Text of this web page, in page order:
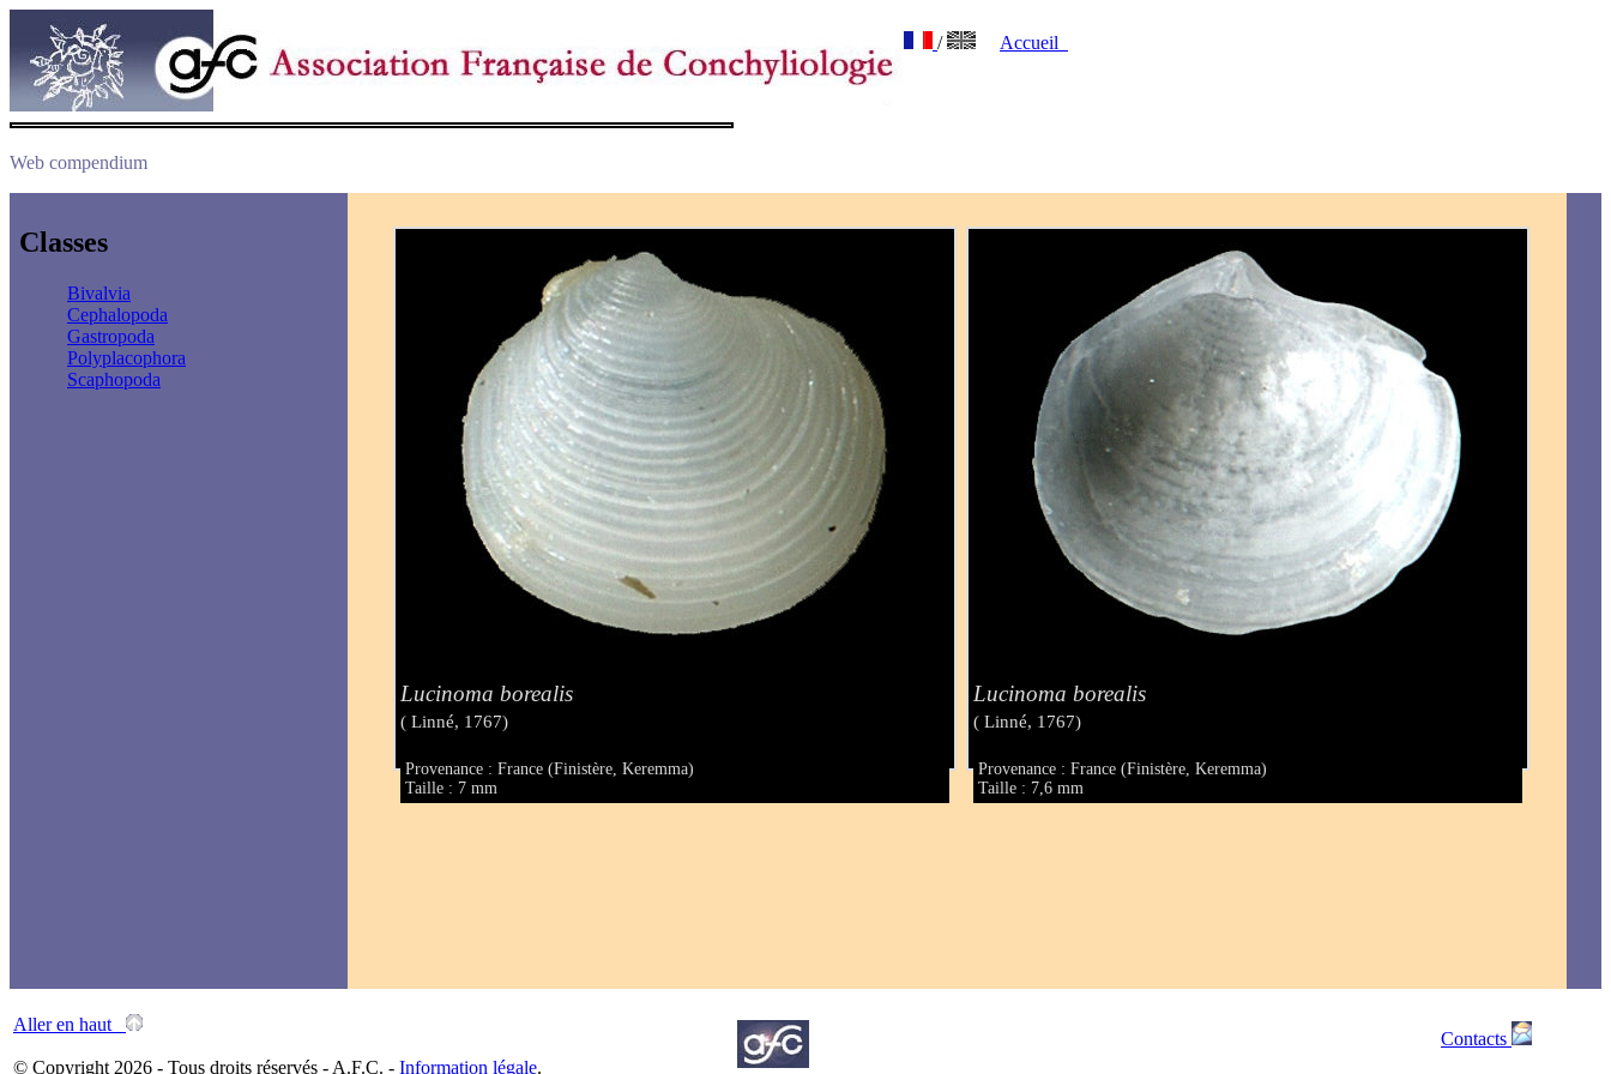
/ Accueil
Web compendium
Classes
Bivalvia
Cephalopoda
Gastropoda
Polyplacophora
Scaphopoda
Lucinoma borealis
( Linné, 1767)
Provenance : France (Finistère, Keremma)
Taille : 7 mm
Lucinoma borealis
( Linné, 1767)
Provenance : France (Finistère, Keremma)
Taille : 7,6 mm
Aller en haut
© Copyright 2026 - Tous droits réservés - A.F.C. - Information légale.
Contacts